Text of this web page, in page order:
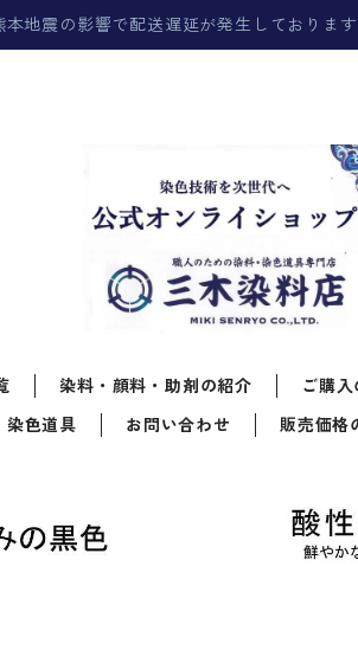
本地震の影響で配送遅延が発生しておりま
染料・顔料・助剤の紹介 ご購
染色道具
お問い合わせ 販売価格